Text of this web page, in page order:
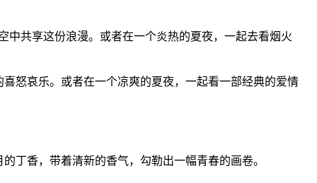
中共享这份浪漫。或者在一个炎热的夏夜，一起去看烟火
怒哀乐。或者在一个凉爽的夏夜，一起看一部经典的爱情
丁香，带着清新的香气，勾勒出一幅青春的画卷。